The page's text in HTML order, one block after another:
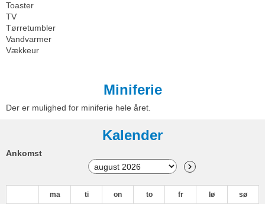
Toaster
TV
Tørretumbler
Vandvarmer
Vækkeur
Miniferie
Der er mulighed for miniferie hele året.
Kalender
Ankomst
ma ti on to fr lø sø